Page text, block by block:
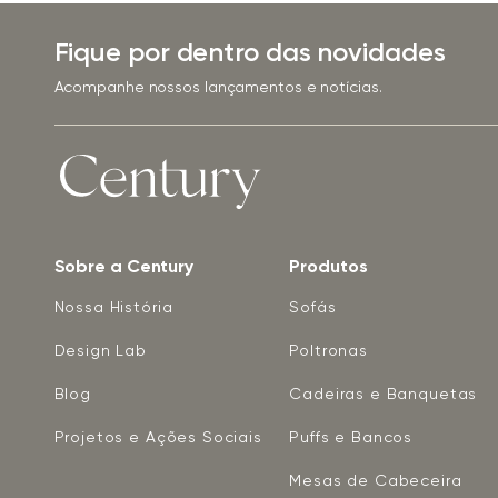
Fique por dentro das novidades
Acompanhe nossos lançamentos e notícias.
Sobre a Century
Nossa História
Design Lab
Blog
Projetos e Ações Sociais
Produtos
Sofás
Poltronas
Cadeiras e Banquetas
Puffs e Bancos
Mesas de Cabeceira